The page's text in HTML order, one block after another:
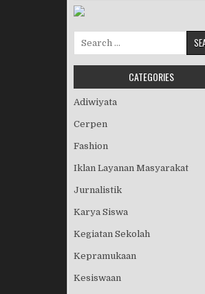
Search for:
CATEGORIES
Adiwiyata
Cerpen
Fashion
Iklan Layanan Masyarakat
Jurnalistik
Karya Siswa
Kegiatan Sekolah
Kepramukaan
Kesiswaan